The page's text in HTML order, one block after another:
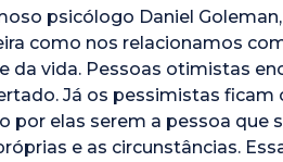
psicólogo Daniel
como nos relacionamos
da vida. Pessoas otimistas
Já os pessimistas ficam
por elas serem a pessoa que
e as circunstâncias.